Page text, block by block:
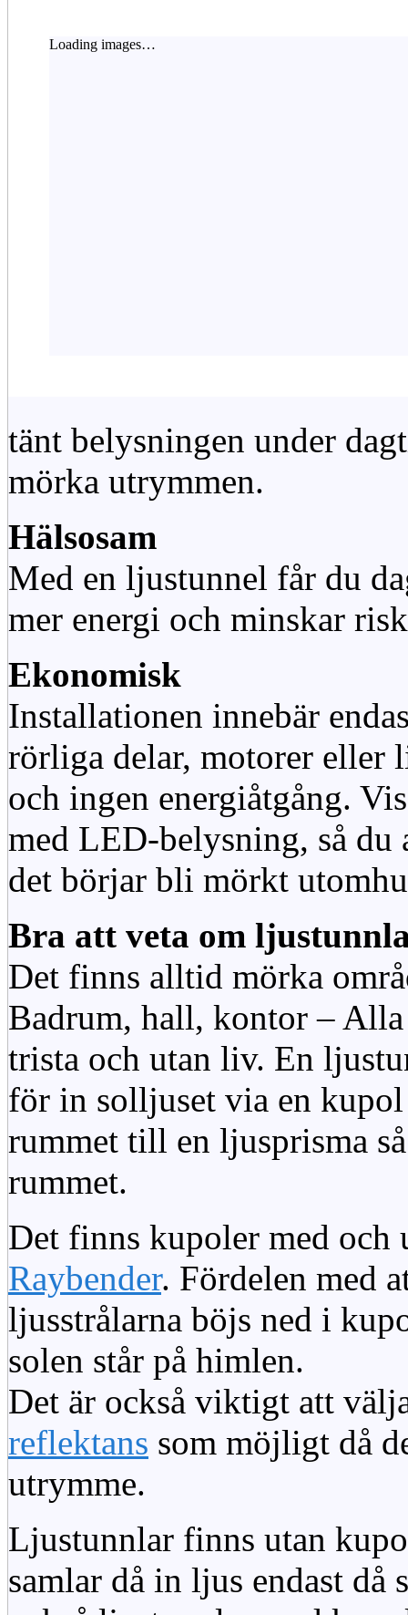
Loading images…
tänt belysningen under
mörka utrymmen.
Hälsosam
Med en ljustunnel får du
mer energi och minskar
Ekonomisk
Installationen innebär
rörliga delar, motorer eller
och ingen energiåtgång.
med LED-belysning, så
det börjar bli mörkt
Bra att veta om
Det finns alltid mörka
Badrum, hall, kontor – Alla
trista och utan liv. En
för in solljuset via en
rummet till en ljusprisma
rummet.
Det finns kupoler med och
Raybender. Fördelen med
ljusstrålarna böjs ned i
solen står på himlen.
Det är också viktigt att
reflektans som möjligt då
utrymme.
Ljustunnlar finns utan
samlar då in ljus endast då